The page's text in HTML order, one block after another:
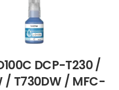
DCP-T230 /
/ T730DW / MFC-